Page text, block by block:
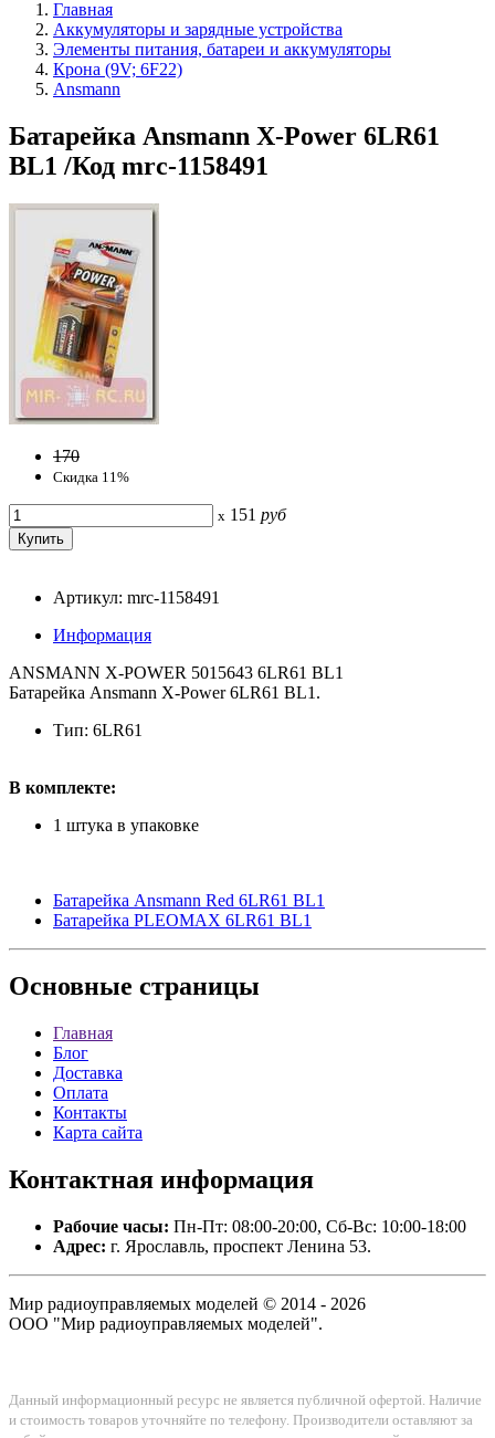
Главная
Аккумуляторы и зарядные устройства
Элементы питания, батареи и аккумуляторы
Крона (9V; 6F22)
Ansmann
Батарейка Ansmann X-Power 6LR61
BL1 /Код mrc-1158491
170
Скидка 11%
x 151 руб
Артикул: mrc-1158491
Информация
ANSMANN X-POWER 5015643 6LR61 BL1
Батарейка Ansmann X-Power 6LR61 BL1.
Тип: 6LR61
В комплекте:
1 штука в упаковке
Батарейка Ansmann Red 6LR61 BL1
Батарейка PLEOMAX 6LR61 BL1
Основные страницы
Главная
Блог
Доставка
Оплата
Контакты
Карта сайта
Контактная информация
Рабочие часы: Пн-Пт: 08:00-20:00, Сб-Вс: 10:00-18:00
Адрес: г. Ярославль, проспект Ленина 53.
Мир радиоуправляемых моделей © 2014 - 2026
ООО "Мир радиоуправляемых моделей".
Данный информационный ресурс не является публичной офертой. Наличие
и стоимость товаров уточняйте по телефону. Производители оставляют за